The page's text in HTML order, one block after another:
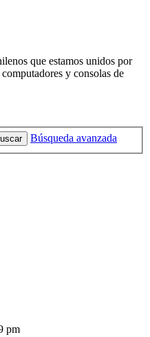
que estamos unidos por
y consolas de
Búsqueda avanzada
pm